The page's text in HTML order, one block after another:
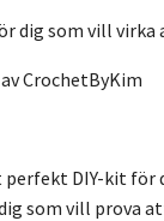
dig som vill virka
CrochetByKim
DIY-kit för
som vill prova